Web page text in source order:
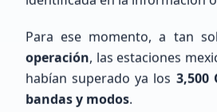
Para ese momento, a tan
operación, las estaciones
habían superado ya los 3,500
bandas y modos.